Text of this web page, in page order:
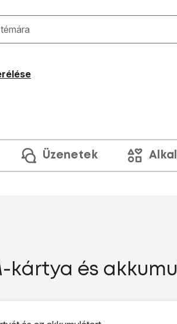
a keresési javaslatok a mező alatt
Üzenetek
kártya és